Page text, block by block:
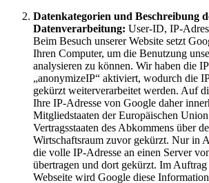
Datenkategorien und Beschreibung
Datenverarbeitung: User-ID, IP-
Beim Besuch unserer Website setzt
Ihren Computer, um die Benutzung
analysieren zu können. Wir haben die
„anonymizeIP“ aktiviert, wodurch die
gekürzt weiterverarbeitet werden. Auf
Ihre IP-Adresse von Google daher
Mitgliedstaaten der Europäischen
Vertragsstaaten des Abkommens über
Wirtschaftsraum zuvor gekürzt. Nur in
die volle IP-Adresse an einen Server
übertragen und dort gekürzt. Im Auftrag
Webseite wird Google diese